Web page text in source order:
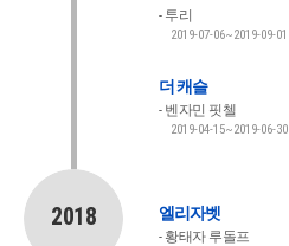
투리
2019-07-06~2019-09-01
더 캐슬
벤자민 핏첼
2019-04-15~2019-06-30
2018 엘리자벳
황태자 루돌프